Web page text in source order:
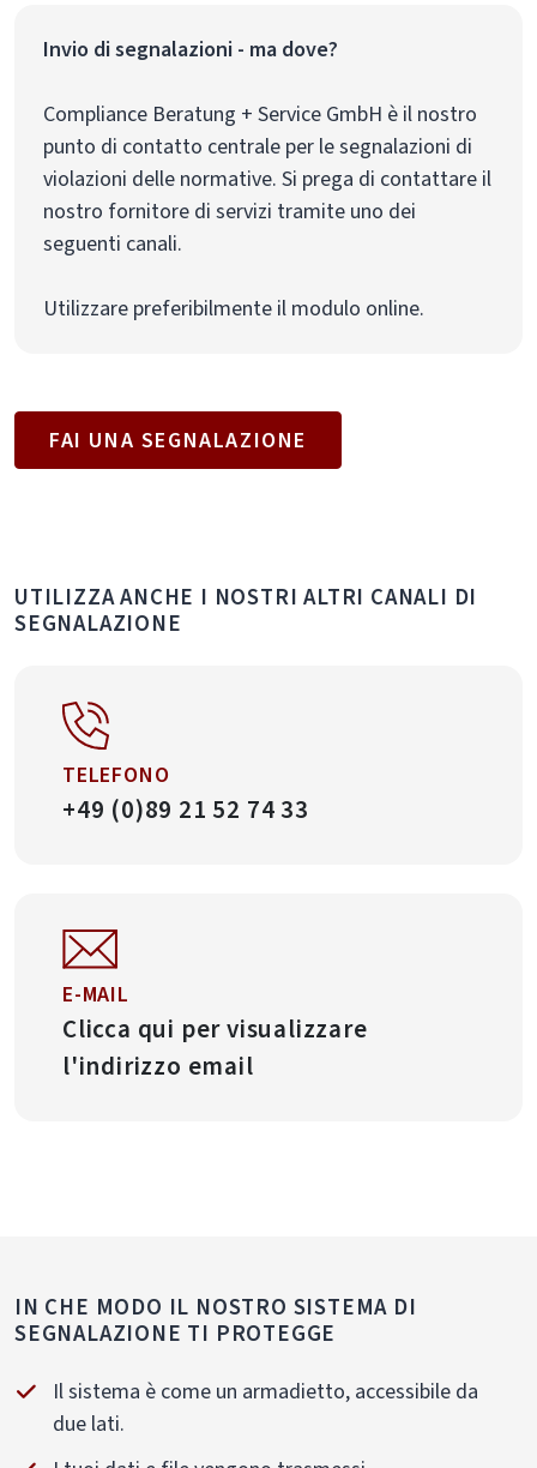
Invio di segnalazioni - ma dove?
Compliance Beratung + Service GmbH è il nostro
punto di contatto centrale per le segnalazioni di
violazioni delle normative. Si prega di contattare il
nostro fornitore di servizi tramite uno dei
seguenti canali.
Utilizzare preferibilmente il modulo online.
FAI UNA SEGNALAZIONE
UTILIZZA ANCHE I NOSTRI ALTRI CANALI DI
SEGNALAZIONE
TELEFONO
+49 (0)89 21 52 74 33
E-MAIL
Clicca qui per visualizzare
l'indirizzo email
IN CHE MODO IL NOSTRO SISTEMA DI
SEGNALAZIONE TI PROTEGGE
Il sistema è come un armadietto, accessibile da
due lati.